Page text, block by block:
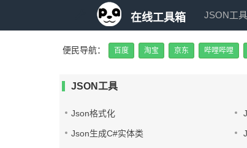
在线工具箱 JSON工具
便民导航： 百度 淘宝 京东 哔哩哔哩
JSON工具
Json格式化
Json生成C#实体类